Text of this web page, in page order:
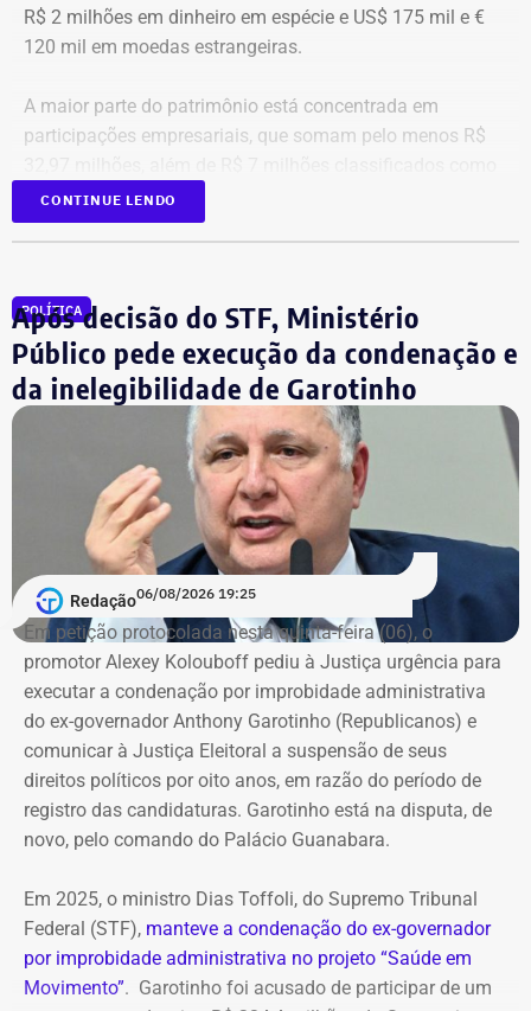
R$ 2 milhões em dinheiro em espécie e US$ 175 mil e €
120 mil em moedas estrangeiras.
A maior parte do patrimônio está concentrada em
participações empresariais, que somam pelo menos R$
“valores de diversos créditos”. Também aparecem na
relação imóveis, incluindo uma cobertura declarada por
sobre marca, modelo ou valor de mercado dos relógios.
CONTINUE LENDO
POLÍTICA
Após decisão do STF, Ministério
Público pede execução da condenação e
da inelegibilidade de Garotinho
Redação06/08/2026 19:25
Em petição protocolada nesta quinta-feira (06), o
promotor Alexey Kolouboff pediu à Justiça urgência para
executar a condenação por improbidade administrativa
do ex-governador Anthony Garotinho (Republicanos) e
comunicar à Justiça Eleitoral a suspensão de seus
direitos políticos por oito anos, em razão do período de
registro das candidaturas. Garotinho está na disputa, de
novo, pelo comando do Palácio Guanabara.
Em 2025, o ministro Dias Toffoli, do Supremo Tribunal
Federal (STF), manteve a condenação do ex-governador
por improbidade administrativa no projeto “Saúde em
Movimento”. Garotinho foi acusado de participar de um